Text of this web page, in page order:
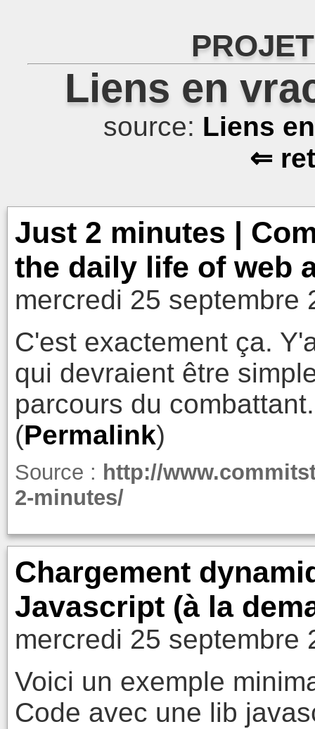
Liens en
source: Liens
⇐
Just 2 minutes |
the daily life of web
mercredi 25 septembre
C'est exactement ça.
qui devraient être
parcours du combattant.
(Permalink)
Source : http://
2-minutes/
Chargement
Javascript (à la
mercredi 25 septembre
Voici un exemple
Code avec une lib